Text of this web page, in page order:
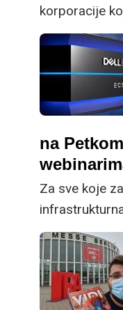
korporacije
kineske
aplikacije
na
Za sve koje
storage i
i
organiziraju
predavanja.